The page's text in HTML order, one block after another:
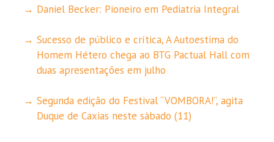
Daniel Becker: Pioneiro em Pediatria Integral
Sucesso de público e crítica, A Autoestima do
Homem Hétero chega ao BTG Pactual Hall com
duas apresentações em julho
Segunda edição do Festival “VOMBORA!”, agita
Duque de Caxias neste sábado (11)